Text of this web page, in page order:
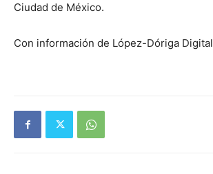
Ciudad de México.
Con información de López-Dóriga Digital